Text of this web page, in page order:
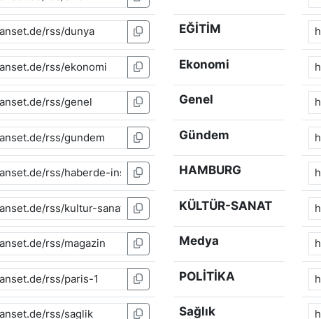
EĞİTİM
Ekonomi
Genel
Gündem
HAMBURG
KÜLTÜR-SANAT
Medya
POLİTİKA
Sağlık